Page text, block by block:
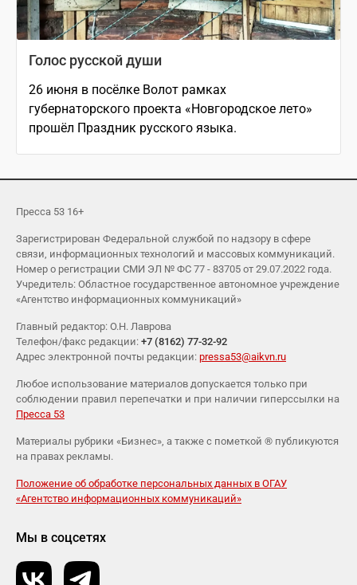
Голос русской души
26 июня в посёлке Волот рамках
губернаторского проекта «Новгородское лето»
прошёл Праздник русского языка.
Пресса 53 16+
Зарегистрирован Федеральной службой по надзору в сфере
связи, информационных технологий и массовых коммуникаций.
Номер о регистрации СМИ ЭЛ № ФС 77 - 83705 от 29.07.2022 года.
Учредитель: Областное государственное автономное учреждение
«Агентство информационных коммуникаций»
Главный редактор: О.Н. Лаврова
Телефон/факс редакции: +7 (8162) 77-32-92
Адрес электронной почты редакции: pressa53@aikvn.ru
Любое использование материалов допускается только при
соблюдении правил перепечатки и при наличии гиперссылки на
Пресса 53
Материалы рубрики «Бизнес», а также с пометкой ® публикуются
на правах рекламы.
Положение об обработке персональных данных в ОГАУ
«Агентство информационных коммуникаций»
Мы в соцсетях